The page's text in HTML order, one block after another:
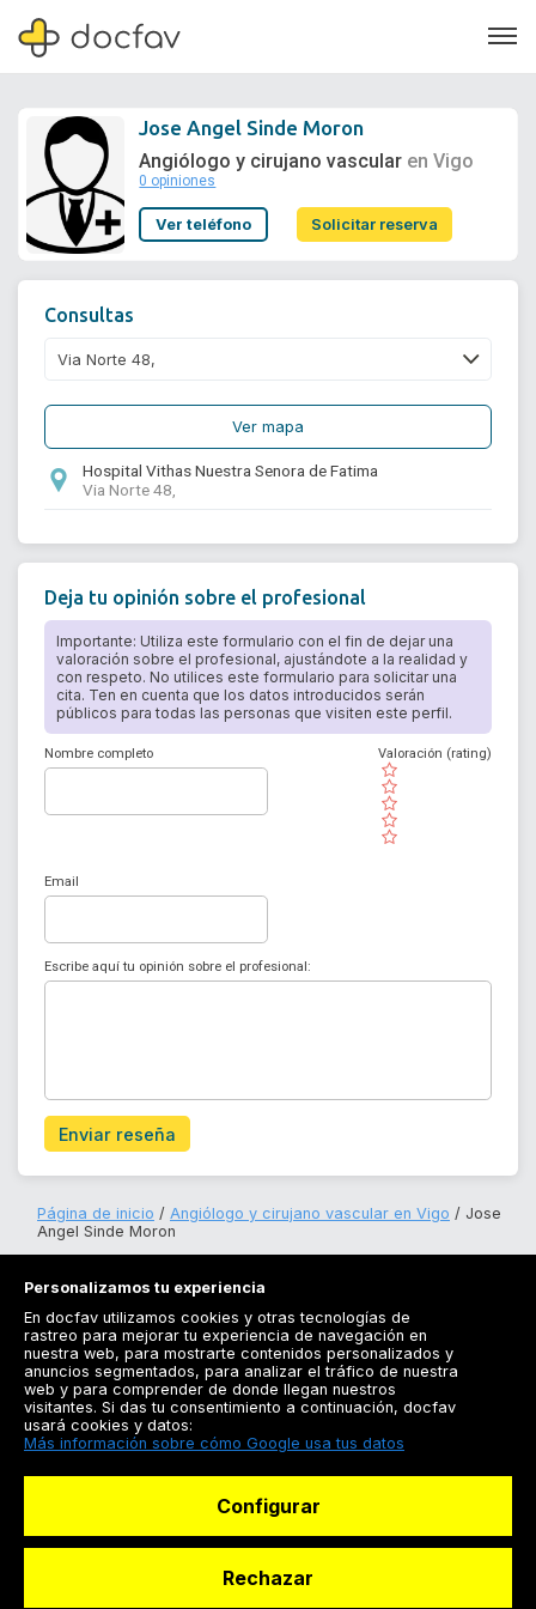
Soporte
Jose Angel Sinde Moron
Angiólogo y cirujano vascular en Vigo
0 opiniones
Ver teléfono Solicitar reserva
Consultas
Ver mapa
Hospital Vithas Nuestra Senora de Fatima
Via Norte 48,
Deja tu opinión sobre el profesional
Importante: Utiliza este formulario con el fin de dejar una
valoración sobre el profesional, ajustándote a la realidad y
con respeto. No utilices este formulario para solicitar una
cita. Ten en cuenta que los datos introducidos serán
públicos para todas las personas que visiten este perfil.
Nombre completo
( )
( )
( )
( )
( )
Valoración (rating)
Email
Escribe aquí tu opinión sobre el profesional:
Enviar reseña
Página de inicio Angiólogo y cirujano vascular en Vigo
Jose
Angel Sinde Moron
Registrarse
Docfav
Personalizamos tu experiencia
En docfav utilizamos cookies y otras tecnologías de
rastreo para mejorar tu experiencia de navegación en
nuestra web, para mostrarte contenidos personalizados y
anuncios segmentados, para analizar el tráfico de nuestra
web y para comprender de donde llegan nuestros
visitantes. Si das tu consentimiento a continuación, docfav
usará cookies y datos:
Más información sobre cómo Google usa tus datos
Configurar
Rechazar